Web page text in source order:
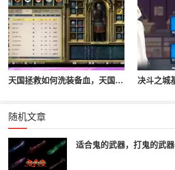
天国拯救如何洗装备血，天国拯救怎么洗衣服
随机文章
适合鬼的武器，打鬼的武器